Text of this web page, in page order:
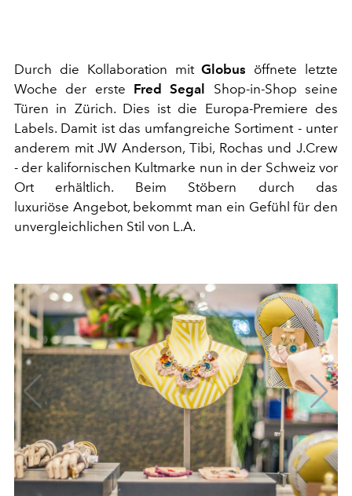
Durch die Kollaboration mitGlobus öffnete letzte
Woche der erste Fred Segal Shop-in-Shop seine
Türen in Zürich. Dies ist die Europa-Premiere des
Labels. Damit ist das umfangreiche Sortiment - unter
anderem mit JW Anderson, Tibi, Rochas und J.Crew
- der kalifornischen Kultmarke nun in der Schweiz vor
Ort erhältlich. Beim Stöbern durch das
luxuriöse Angebot, bekommt man ein Gefühl für den
unvergleichlichen Stil von L.A.